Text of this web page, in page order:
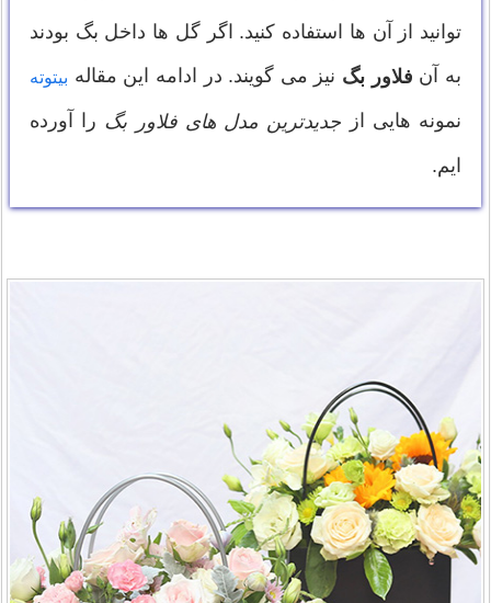
توانید از آن ها استفاده کنید. اگر گل ها داخل بگ بودند
به آن فلاور بگ نیز می گویند. در ادامه این مقاله بیتوته
نمونه هایی از جدیدترین مدل های فلاور بگ را آورده
ایم.